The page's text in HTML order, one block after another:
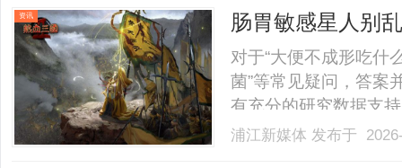
40%-60%优惠，兼顾
资讯
肠胃敏感星人别
+1株调动力+7株
对于“大便不成形吃什
菌”等常见疑问，答案
有充分的研究数据支
编号、临床试验或体
浦江新媒体 发布于